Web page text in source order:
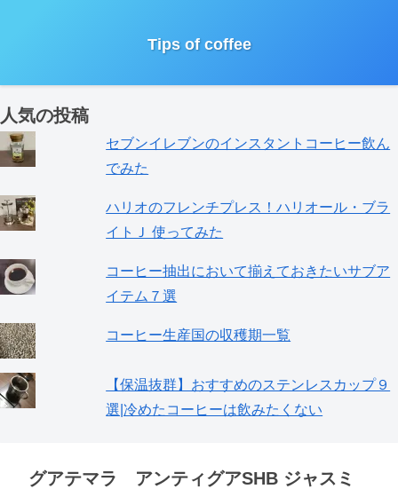
Tips of coffee
人気の投稿
セブンイレブンのインスタントコーヒー飲ん
でみた
ハリオのフレンチプレス！ハリオール・ブラ
イトＪ 使ってみた
コーヒー抽出において揃えておきたいサブア
イテム７選
コーヒー生産国の収穫期一覧
【保温抜群】おすすめのステンレスカップ９
選|冷めたコーヒーは飲みたくない
グアテマラ アンティグアSHB ジャスミ